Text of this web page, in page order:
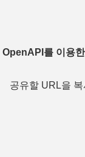
OpenAPI를 이용
공유할 URL을